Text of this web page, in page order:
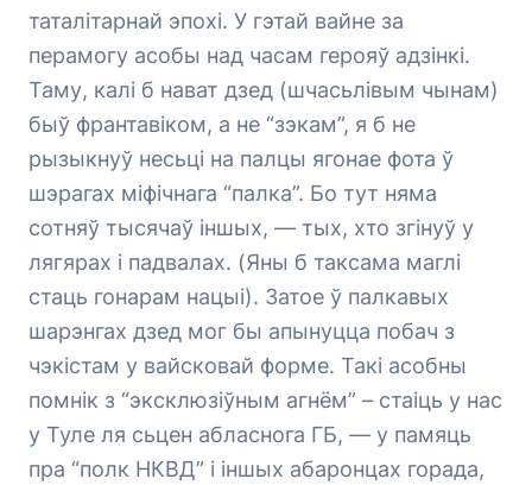
таталітарнай эпохі. У гэтай вайне за
перамогу асобы над часам герояў адзінкі.
Таму, калі б нават дзед (шчасьлівым чынам)
быў франтавіком, а не “зэкам”, я б не
рызыкнуў несьці на палцы ягонае фота ў
шэрагах міфічнага “палка”. Бо тут няма
сотняў тысячаў іншых, — тых, хто згінуў у
лягярах і падвалах. (Яны б таксама маглі
стаць гонарам нацыі). Затое ў палкавых
шарэнгах дзед мог бы апынуцца побач з
чэкістам у вайсковай форме. Такі асобны
помнік з “эксклюзіўным агнём” – стаіць у нас
у Туле ля сьцен абласнога ГБ, — у памяць
пра “полк НКВД” і іншых абаронцах горада,